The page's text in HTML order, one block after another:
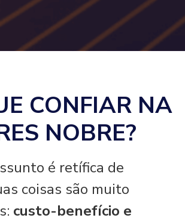
CONFIAR NA
NOBRE?
é retífica de
coisas são muito
custo-benefício e